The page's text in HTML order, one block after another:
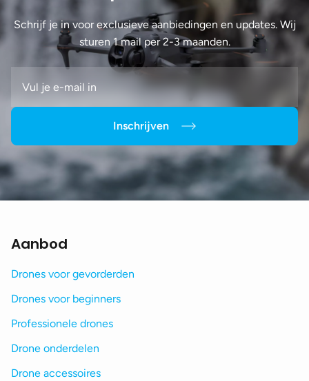
Schrijf je in voor exclusieve aanbiedingen en updates. Wij
sturen 1 mail per 2-3 maanden.
Inschrijven
Aanbod
Drones voor gevorderden
Drones voor beginners
Professionele drones
Drone onderdelen
Drone accessoires